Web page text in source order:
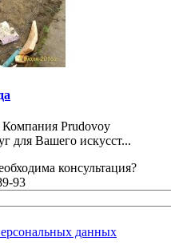
Компания Prudovoy
для Вашего искусст...
консультация?
93
данных